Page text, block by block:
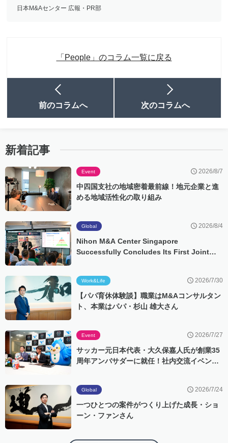
日本M&Aセンター 広報・PR部
前のコラムへ
「People」のコラム一覧に戻る
次のコラムへ
新着記事
Event 2026/8/7
中四国支社の地域密着最前線！地元企業と進
める地域活性化の取り組み
Global 2026/8/4
Nihon M&A Center Singapore
Successfully Concludes Its First Joint
Work&Life 2026/7/30
【パパ育休体験談】職業はM&Aコンサルタン
ト、本業はパパ・杉山 雄大さん
Event 2026/7/27
サッカー元日本代表・大久保嘉人氏が創業35
周年アンバサダーに就任！社内交流イベント
Global 2026/7/24
一つひとつの案件がつくり上げた成長・ショ
ーン・ファンさん